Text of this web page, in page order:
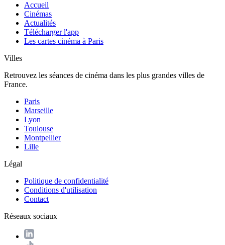
Accueil
Cinémas
Actualités
Télécharger l'app
Les cartes cinéma à Paris
Villes
Retrouvez les séances de cinéma dans les plus grandes villes de
France.
Paris
Marseille
Lyon
Toulouse
Montpellier
Lille
Légal
Politique de confidentialité
Conditions d'utilisation
Contact
Réseaux sociaux